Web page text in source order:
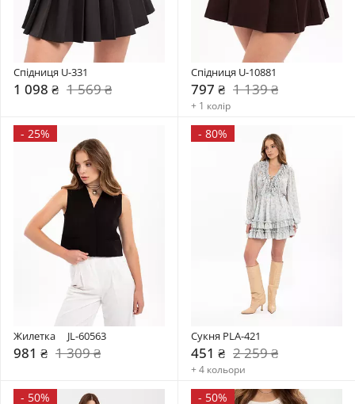
Спідниця U-331
1 098 ₴ 1 569 ₴
Спідниця U-10881
797 ₴ 1 139 ₴
+ 1 колір
- 25%
Жилетка     JL-60563
981 ₴ 1 309 ₴
- 80%
Сукня PLA-421
451 ₴ 2 259 ₴
+ 4 кольори
- 50% - 50%